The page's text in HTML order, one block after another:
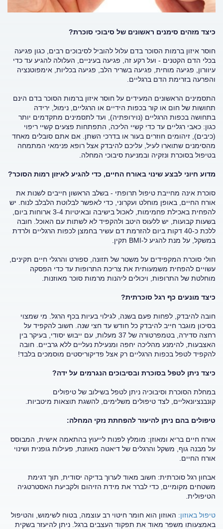
כיצד מזהים סימנים ראשונים של סיבוכי סוכרת?
חוסר איזון ברמות הסוכר בדם עלול להוביל לסיבוכים רבים, כגון פגיעה
בכלי הדם הקטנים - ועל רקע זה, פגיעה בעיניים, העלולה להגיע עד כדי
עיוורון, פגיעה מוחית, פגיעה בשריר הלב, פגיעה בכליות, אימפוטנציה
והפרעה בזרימת הדם ברגליים.
התסמינים הראשונים המעידים על חוסר איזון ברמות הסוכר בדם הינם
תחושות של חום או קור בכפות הידיים או הרגליים, נימול, ירידה
בתחושה בכפות הרגליים (נוירופתיה), ועד לתסמינים מתקדמים יותר
כגון: כאבי רגליים עד כדי קשיי הליכה, התפתחות פצעים קשיי ריפוי
(כיבים), זיהומים חוזרים בעור או בדרכי השתן. אם אתם סובלים מאחד
מהסימנים שתוארו לעיל, עליכם להיבדק אצל רופא פנימאי המתמחה
בטיפול בסוכרת ונזקיה ובמניעת סיבוכי המחלה.
מדוע חיוני לבצע שינוי באורח החיים, כדי להגיע לאיזון רמות הסוכר?
סוכרת אינה מחייבת טיפול תרופתי - בשלב הראשון חייבים לשנות את
אורח החיים, באופן מוחלט ועקרוני, כדי לאפשר לבלוטת הלבלב לנוח. יש
להפחית באכילת פחמימות, לאכול בישיבה ובאיטיות 3-4 ארוחות ביום,
בשעות קבועות, יש ללעוס היטב ולהקפיד לא לשתות עם האוכל. חובה
ללכת כ-40 דקות ביום להזרמת דם עשיר בחמצן לכפות הרגליים ולרדת
במשקל, על מנת להגיע ל-BMI תקין.
חולי סוכרת המקפידים על משטר של תזונה, ספורט והרגלי חיים תקינים,
עשויים להפחית משמעותית את צריכת התרופות עד כדי הפסקה
מוחלטת של התרופות, ויכולים ליהנות מרמות סוכר מאוזנות.
כיצד מונעים כף רגל סוכרתית?
חובה להיבדק, לפחות פעם בשנה, לגילוי בעיות בכף הרגל. מי שמצוי
בסיכון מוגבר חייב להיבדק כל חודש עד חצי שנה. חשוב להקפיד על
רחצה סדירה, בטמפרטורה של 37 מעלות, עם ייבוש יסודי, בעיקר בין
האצבעות, להימנע מהליכה יחפה ומנעילת נעליים ללא גרביים. חובה
להקפיד לטפל בכפות הרגליים רק אצל פדיקוריסטים מוסמכים בלבד!
כיצד ניתן לטפל בסוכרת ובסיבוכים הנגרמים על ידה?
במחלת הסוכרת וסיבוכיה ניתן לטפל בשילוב של טיפולים
קונבנציונאליים, לצד טיפולים משלימים, להשגת תוצאות מיטביות.
טיפולים בהם ניתן להיעזר להפחתת נזקי המחלה:
אורח חיים בריא ומאוזן: מומלץ לפנות לייעוץ בהתאמה אישית, המבוסס
על מבנה גוף, משקל והרגלים של דיאטה מאוזנת, פעילות גופנית ושינוי
אורח החיים.
אבחון רגל סוכרתית: חשוב מאוד לערוך בדיקה יסודית, תוך דגימת
משטחים מקומיים, כדי לברר את מידת הזיהום ולקביעת האסטרטגיה
הטיפולית.
טיפול באוזון: האוזון הוא חומר חיטוי רב עוצמה, בטוח לשימוש, והטיפול
באמצעותו משפר מאוד את תפקוד העצבים ברגל. ניתן להיעזר בשקית